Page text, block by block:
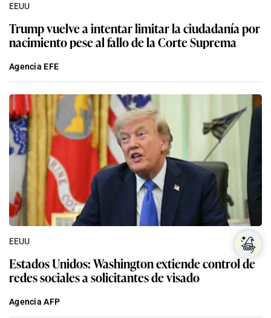
EEUU
Trump vuelve a intentar limitar la ciudadanía por
nacimiento pese al fallo de la Corte Suprema
Agencia EFE
EEUU
Estados Unidos: Washington extiende control de
redes sociales a solicitantes de visado
Agencia AFP